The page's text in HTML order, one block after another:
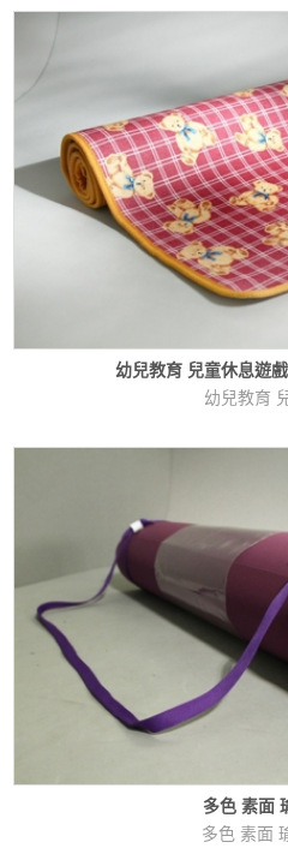
幼兒教育 兒童休息遊
幼兒教育
多色 素面
多色 素面